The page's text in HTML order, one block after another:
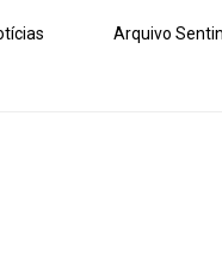
Arquivo